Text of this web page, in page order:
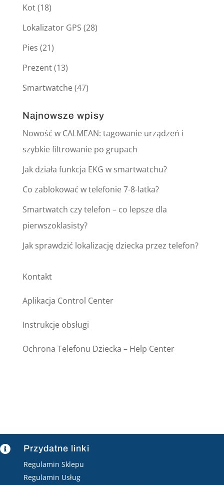
Kot(18)
Lokalizator GPS (28)
Pies (21)
Prezent(13)
Smartwatche(47)
Najnowsze wpisy
Nowość w CALMEAN: tagowanie urządzeń i
szybkie filtrowanie po grupach
Jak działa funkcja EKG w smartwatchu?
Co zablokować w telefonie 7-8-latka?
Smartwatch czy telefon – co lepsze dla
pierwszoklasisty?
Jak sprawdzić lokalizację dziecka przez telefon?
Kontakt
Aplikacja Control Center
Instrukcje obsługi
Ochrona Telefonu Dziecka – Help Center
 Przydatne linki
Regulamin Sklepu
Regulamin Usług